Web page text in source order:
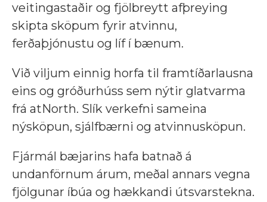
veitingastaðir og fjölbreytt afþreying
skipta sköpum fyrir atvinnu,
ferðaþjónustu og líf í bænum.
Við viljum einnig horfa til framtíðarlausna
eins og gróðurhúss sem nýtir glatvarma
frá atNorth. Slík verkefni sameina
nýsköpun, sjálfbærni og atvinnusköpun.
Fjármál bæjarins hafa batnað á
undanförnum árum, meðal annars vegna
fjölgunar íbúa og hækkandi útsvarstekna.